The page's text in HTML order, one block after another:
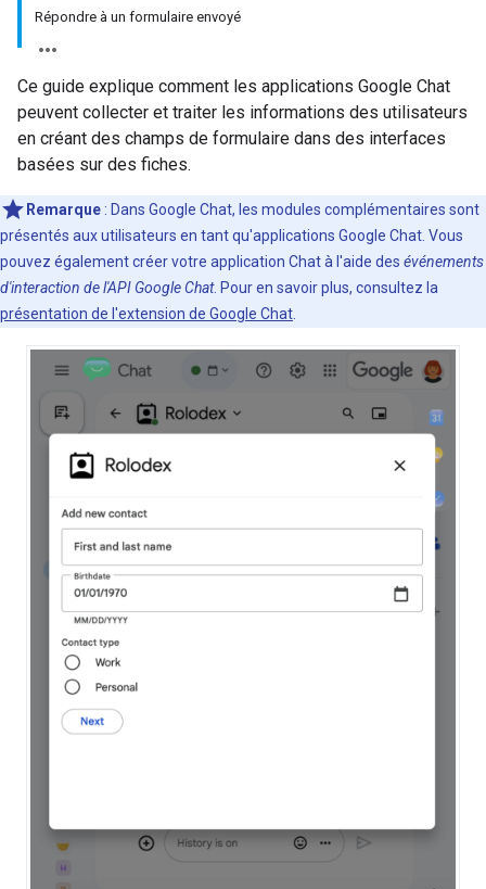
Répondre à un formulaire envoyé
Ce guide explique comment les applications Google Chat
peuvent collecter et traiter les informations des utilisateurs
en créant des champs de formulaire dans des interfaces
basées sur des fiches.
Remarque : Dans Google Chat, les modules complémentaires sont
présentés aux utilisateurs en tant qu'applications Google Chat. Vous
pouvez également créer votre application Chat à l'aide des événements
d'interaction de l'API Google Chat. Pour en savoir plus, consultez la
présentation de l'extension de Google Chat